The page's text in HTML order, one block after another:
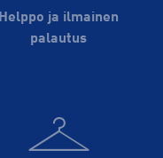
Helppo ja ilmainen
palautus